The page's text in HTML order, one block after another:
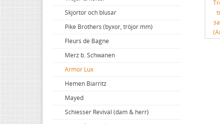
Bruna kulörer
Svarta kulörer
Rostskydd
Egna kulörer
Triss i Apelsinfest
Violett/blått
Grönt
Jordfärger
Svart
Skrapor och tillbehör
Speedheater (färgborttagning)
Spackel & schellack
Limmer, krita, vax & annat
Skjortor och blusar
Pike Brothers (byxor, tröjor mm)
Fleurs de Bagne
Merz b. Schwanen
Armor Lux
Hemen Biarritz
Mayed
Schiesser Revival (dam & herr)